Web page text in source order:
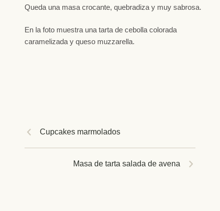
Queda una masa crocante, quebradiza y muy sabrosa.
En la foto muestra una tarta de cebolla colorada
caramelizada y queso muzzarella.
Cupcakes marmolados
Masa de tarta salada de avena